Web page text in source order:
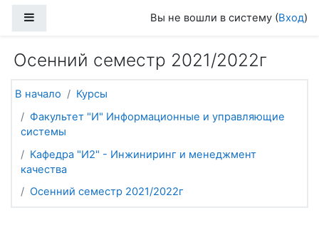
Вы не вошли в систему (Вход)
Осенний семестр 2021/2022г
В начало
Курсы
Факультет "И" Информационные и управляющие
системы
Кафедра "И2" - Инжиниринг и менеджмент
качества
Осенний семестр 2021/2022г